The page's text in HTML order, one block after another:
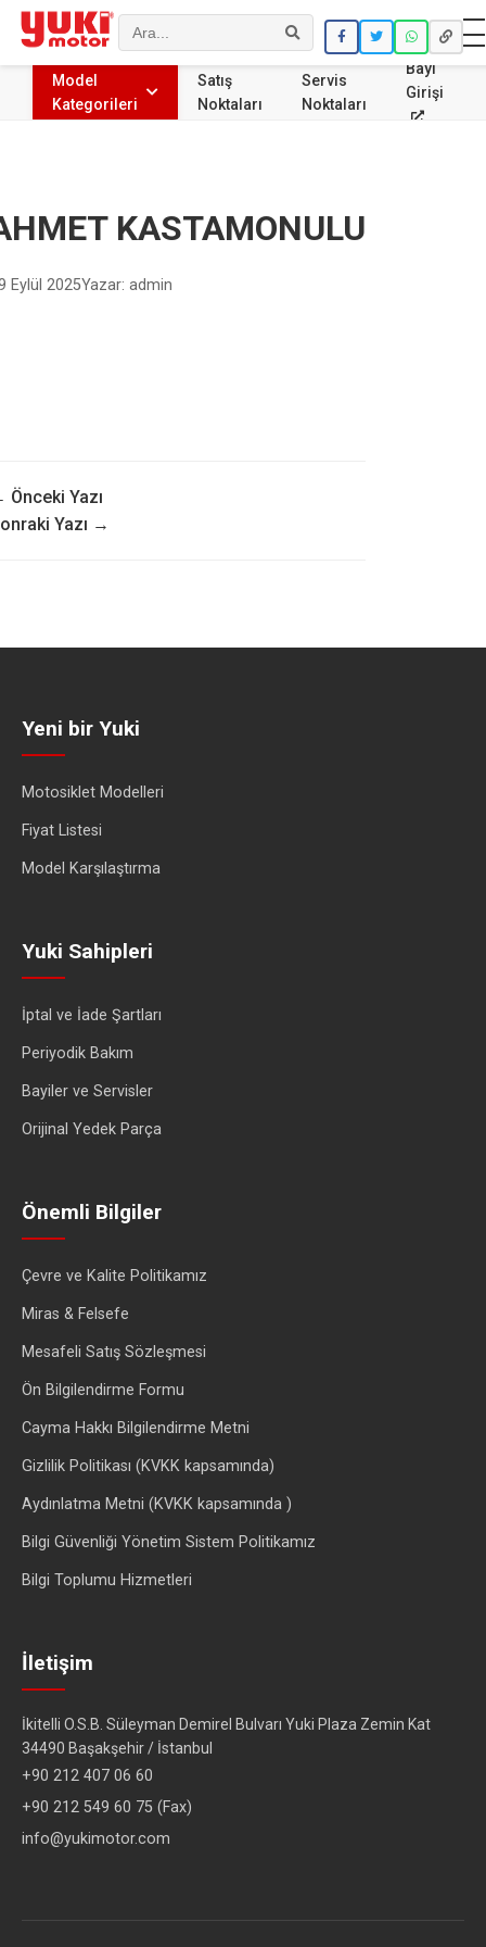
Ara
Model
Kategorileri
Satış
Noktaları
Servis
Noktaları
Bayi
Girişi
KASTAMONULU
Eylül 2025Yazar: admin
Önceki Yazı
Yazı →
Yeni bir Yuki
Motosiklet Modelleri
Fiyat Listesi
Model Karşılaştırma
Yuki Sahipleri
İptal ve İade Şartları
Periyodik Bakım
Bayiler ve Servisler
Orijinal Yedek Parça
Önemli Bilgiler
Çevre ve Kalite Politikamız
Miras & Felsefe
Mesafeli Satış Sözleşmesi
Ön Bilgilendirme Formu
Cayma Hakkı Bilgilendirme Metni
Gizlilik Politikası (KVKK kapsamında)
Aydınlatma Metni (KVKK kapsamında )
Bilgi Güvenliği Yönetim Sistem Politikamız
Bilgi Toplumu Hizmetleri
İletişim
İkitelli O.S.B. Süleyman Demirel Bulvarı Yuki Plaza Zemin Kat
34490 Başakşehir / İstanbul
+90 212 407 06 60
+90 212 549 60 75 (Fax)
info@yukimotor.com